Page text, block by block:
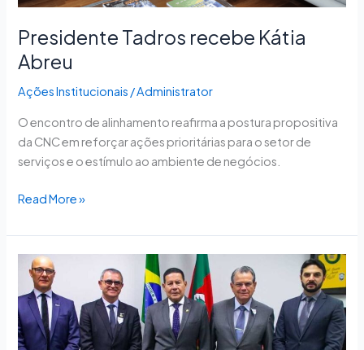
Presidente Tadros recebe Kátia
Abreu
Ações Institucionais /Administrator
O encontro de alinhamento reafirma a postura propositiva
da CNC em reforçar ações prioritárias para o setor de
serviços e o estímulo ao ambiente de negócios.
Read More »
Fecomércio-
RS
tem
encontro
com